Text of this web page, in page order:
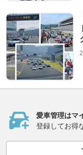
愛車管理はマ
登録してお得